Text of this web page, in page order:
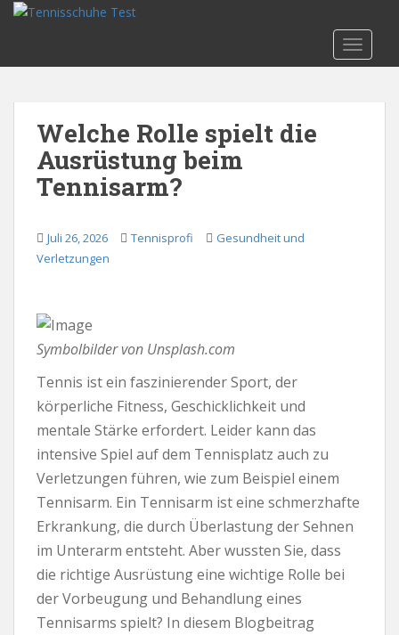
p
Welche Rolle spielt die
Ausrüstung beim
Tennisarm?
Juli 26, 2026 Tennisprofi
Gesundheit und
Verletzungen
Symbolbilder von Unsplash.com
Tennis ist ein faszinierender Sport, der
körperliche Fitness, Geschicklichkeit und
mentale Stärke erfordert. Leider kann das
intensive Spiel auf dem Tennisplatz auch zu
Verletzungen führen, wie zum Beispiel einem
Tennisarm. Ein Tennisarm ist eine schmerzhafte
Erkrankung, die durch Überlastung der Sehnen
im Unterarm entsteht. Aber wussten Sie, dass
die richtige Ausrüstung eine wichtige Rolle bei
der Vorbeugung und Behandlung eines
Tennisarms spielt? In diesem Blogbeitrag